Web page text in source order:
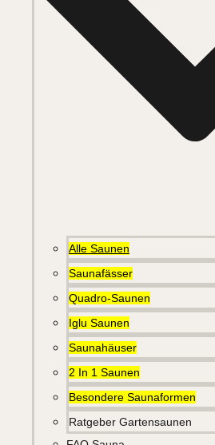
Alle Saunen
Saunafässer
Quadro-Saunen
Iglu Saunen
Saunahäuser
2 In 1 Saunen
Besondere Saunaformen
Ratgeber Gartensaunen